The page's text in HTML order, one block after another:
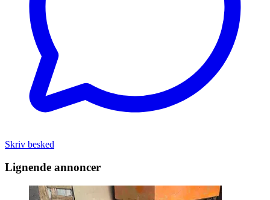
Skriv besked
Lignende annoncer